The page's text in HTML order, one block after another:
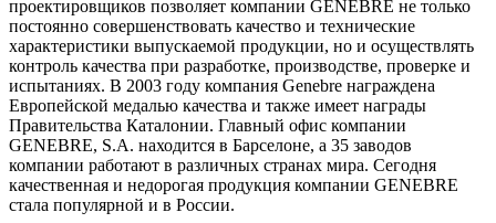
проектировщиков позволяет компании GENEBRE не только
постоянно совершенствовать качество и технические
характеристики выпускаемой продукции, но и осуществлять
контроль качества при разработке, производстве, проверке и
испытаниях. В 2003 году компания Genebre награждена
Европейской медалью качества и также имеет награды
Правительства Каталонии. Главный офис компании
GENEBRE, S.A. находится в Барселоне, а 35 заводов
компании работают в различных странах мира. Сегодня
качественная и недорогая продукция компании GENEBRE
стала популярной и в России.